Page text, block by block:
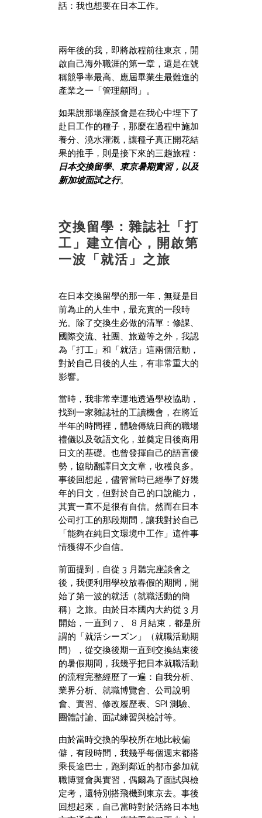
話：我也想要在日本工作。
兩年後的我，即將啟程前往東京，開
啟自己海外職涯的第一章，還是在號
稱競爭率最高、應屆畢業生最難進的
產業之一「管理顧問」。
如果說那場座談會是在我心中埋下了
赴日工作的種子，那麼在過程中施加
養分、澆水灌溉，讓種子真正開花結
果的推手，則是接下來的三趟旅程：
日本交換留學、東京暑期實習，以及
新加坡面試之行。
交換留學：雜誌社「打
工」建立信心，開啟第
一波「就活」之旅
在日本交換留學的那一年，無疑是目
前為止的人生中，最充實的一段時
光。除了交換生必做的清單：修課、
國際交流、社團、旅遊等之外，我認
為「打工」和「就活」這兩個活動，
對於自己日後的人生，有非常重大的
影響。
當時，我非常幸運地透過學校協助，
找到一家雜誌社的工讀機會，在將近
半年的時間裡，體驗傳統日商的職場
禮儀以及敬語文化，並奠定日後商用
日文的基礎。也曾發揮自己的語言優
勢，協助翻譯日文文章，收穫良多。
事後回想起，儘管當時已經學了好幾
年的日文，但對於自己的口說能力，
其實一直不是很有自信。然而在日本
公司打工的那段期間，讓我對於自己
「能夠在純日文環境中工作」這件事
情獲得不少自信。
前面提到，自從 3 月聽完座談會之
後，我便利用學校放春假的期間，開
始了第一波的就活（就職活動的簡
稱）之旅。由於日本國內大約從 3 月
開始，一直到 7 、 8 月結束，都是所
謂的「就活シーズン」（就職活動期
間），從交換後期一直到交換結束後
的暑假期間，我幾乎把日本就職活動
的流程完整經歷了一遍：自我分析、
業界分析、就職博覽會、公司說明
會、實習、修改履歷表、SPI 測驗、
團體討論、面試練習與檢討等。
由於當時交換的學校所在地比較偏
僻，有段時間，我幾乎每個週末都搭
乘長途巴士，跑到鄰近的都市參加就
職博覽會與實習，偶爾為了面試與檢
定考，還特別搭飛機到東京去。事後
回想起來，自己當時對於活絡日本地